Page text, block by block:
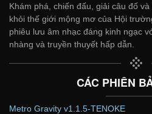
Khám phá, chiến đấu, giải câu đố
khỏi thế giới mộng mơ của Hội
phiêu lưu âm nhạc đáng kinh ngạc
nhàng và truyền thuyết hấp dẫn.
CÁC PHIÊN
Metro Gravity v1.1.5-TENOKE